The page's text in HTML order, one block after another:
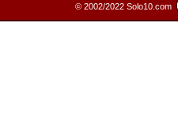
© 2002/2022 Solo10.com